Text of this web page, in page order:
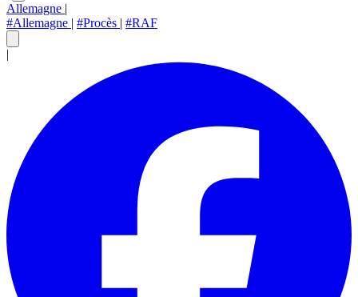
Allemagne |
#Allemagne | #Procès | #RAF
|